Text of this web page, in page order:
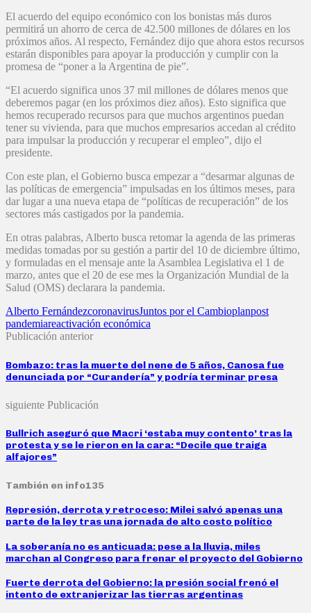
El acuerdo del equipo económico con los bonistas más duros
permitirá un ahorro de cerca de 42.500 millones de dólares en los
próximos años. Al respecto, Fernández dijo que ahora estos recursos
estarán disponibles para apoyar la producción y cumplir con la
promesa de “poner a la Argentina de pie”.
“El acuerdo significa unos 37 mil millones de dólares menos que
deberemos pagar (en los próximos diez años). Esto significa que
hemos recuperado recursos para que muchos argentinos puedan
tener su vivienda, para que muchos empresarios accedan al crédito
para impulsar la producción y recuperar el empleo”, dijo el
presidente.
Con este plan, el Gobierno busca empezar a “desarmar algunas de
las políticas de emergencia” impulsadas en los últimos meses, para
dar lugar a una nueva etapa de “políticas de recuperación” de los
sectores más castigados por la pandemia.
En otras palabras, Alberto busca retomar la agenda de las primeras
medidas tomadas por su gestión a partir del 10 de diciembre último,
y formuladas en el mensaje ante la Asamblea Legislativa el 1 de
marzo, antes que el 20 de ese mes la Organización Mundial de la
Salud (OMS) declarara la pandemia.
Alberto FernándezcoronavirusJuntos por el Cambioplanpost
pandemiareactivación económica
Publicación anterior
Bombazo: tras la muerte del nene de 5 años, Canosa fue
denunciada por “Curandería” y podría terminar presa
siguiente Publicación
Bullrich aseguró que Macri ‘estaba muy contento’ tras la
protesta y se le rieron en la cara: “Decile que traiga
alfajores”
También en info135
Represión, derrota y retroceso: Milei salvó apenas una
parte de la ley tras una jornada de alto costo político
La soberanía no es anticuada: pese a la lluvia, miles
marchan al Congreso para frenar el proyecto del Gobierno
Fuerte derrota del Gobierno: la presión social frenó el
intento de extranjerizar las tierras argentinas